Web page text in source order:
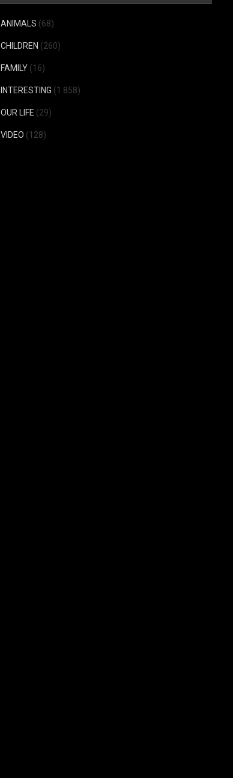
ANIMALS (68)
CHILDREN (260)
FAMILY (16)
INTERESTING (1 858)
OUR LIFE (29)
VIDEO (128)